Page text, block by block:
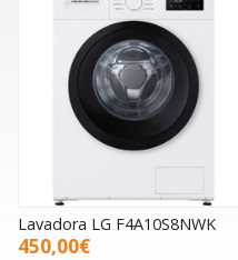
Lavadora LG F4A10S8NWK
450,00€